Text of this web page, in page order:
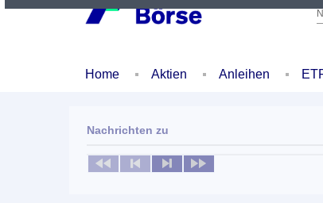
Home Aktien Anleihen
Nachrichten zu
Keine News verfügbar